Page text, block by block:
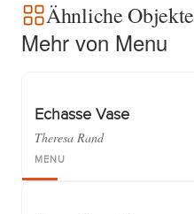
Ähnliche Objekte
Mehr von Menu
Echasse Vase
Theresa Rand
MENU